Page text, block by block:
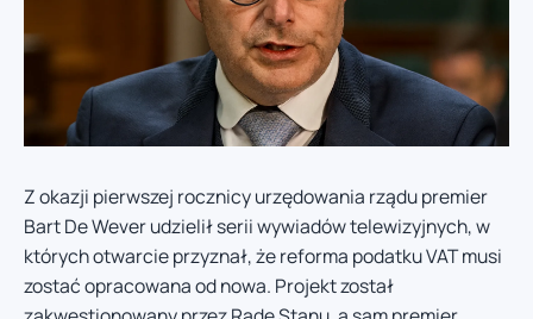
Z okazji pierwszej rocznicy urzędowania rządu premier
Bart De Wever udzielił serii wywiadów telewizyjnych, w
których otwarcie przyznał, że reforma podatku VAT musi
zostać opracowana od nowa. Projekt został